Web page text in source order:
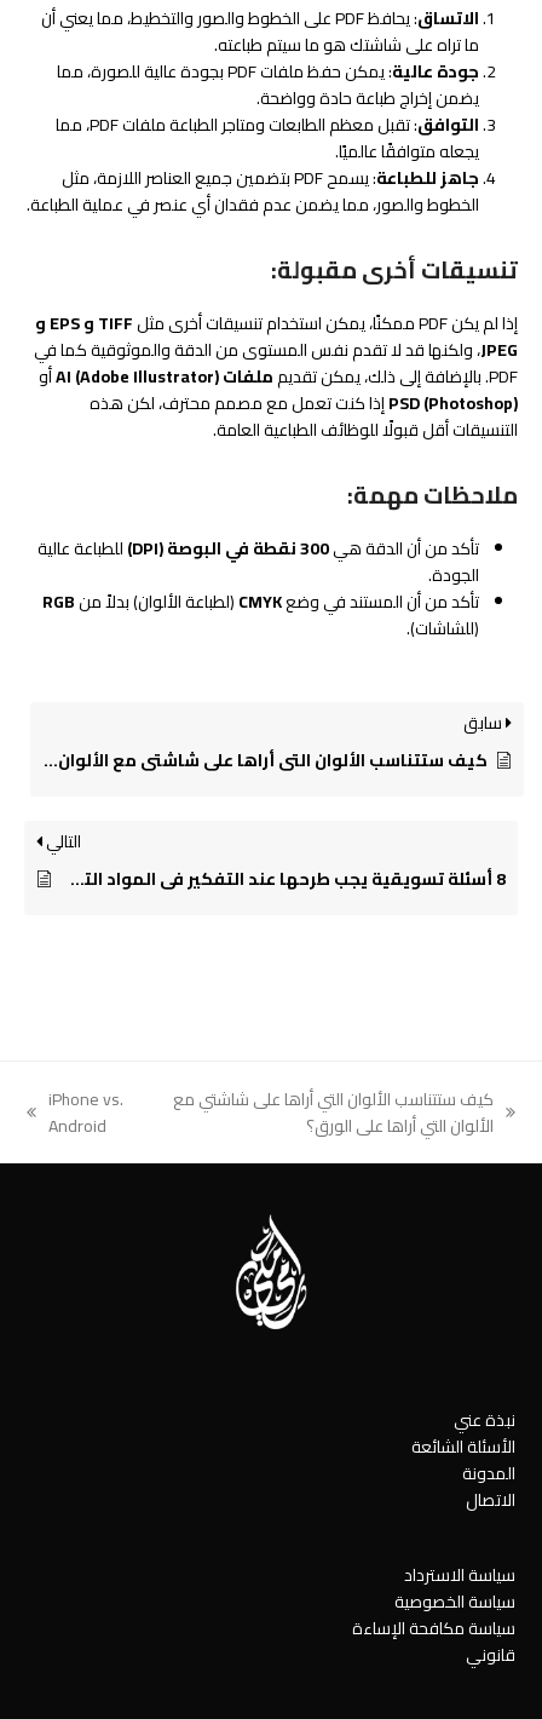
الاتساق
: يحافظ PDF على الخطوط والصور والتخطيط، مما يعني أن
ما تراه على شاشتك هو ما سيتم طباعته.
جودة عالية
: يمكن حفظ ملفات PDF بجودة عالية للصورة، مما
يضمن إخراج طباعة حادة وواضحة.
التوافق
: تقبل معظم الطابعات ومتاجر الطباعة ملفات PDF، مما
يجعله متوافقًا عالميًا.
جاهز للطباعة
: يسمح PDF بتضمين جميع العناصر اللازمة، مثل
الخطوط والصور، مما يضمن عدم فقدان أي عنصر في عملية الطباعة.
تنسيقات أخرى مقبولة:
إذا لم يكن PDF ممكنًا، يمكن استخدام تنسيقات أخرى مثل
TIFF و EPS و
JPEG، ولكنها قد لا تقدم نفس المستوى من الدقة والموثوقية كما في
PDF. بالإضافة إلى ذلك، يمكن تقديم
ملفات AI (Adobe Illustrator)
أو
PSD (Photoshop)إذا كنت تعمل مع مصمم محترف، لكن هذه
التنسيقات أقل قبولًا للوظائف الطباعية العامة.
ملاحظات مهمة:
تأكد من أن الدقة هي300 نقطة في البوصة (DPI)
للطباعة عالية
الجودة.
تأكد من أن المستند في وضعCMYK(لطباعة الألوان) بدلاً منRGB
(للشاشات).
سابق
كيف ستتناسب الألوان التي أراها على شاشتي مع الألوان التي أراها على الورق؟
التالي
8 أسئلة تسويقية يجب طرحها عند التفكير في المواد التسويقية
previous
كيف ستتناسب الألوان التي أراها على شاشتي مع
الألوان التي أراها على الورق؟
next
iPhone vs.
Android
نبذة عني
الأسئلة الشائعة
المدونة
الاتصال
سياسة الاسترداد
سياسة الخصوصية
سياسة مكافحة الإساءة
قانوني